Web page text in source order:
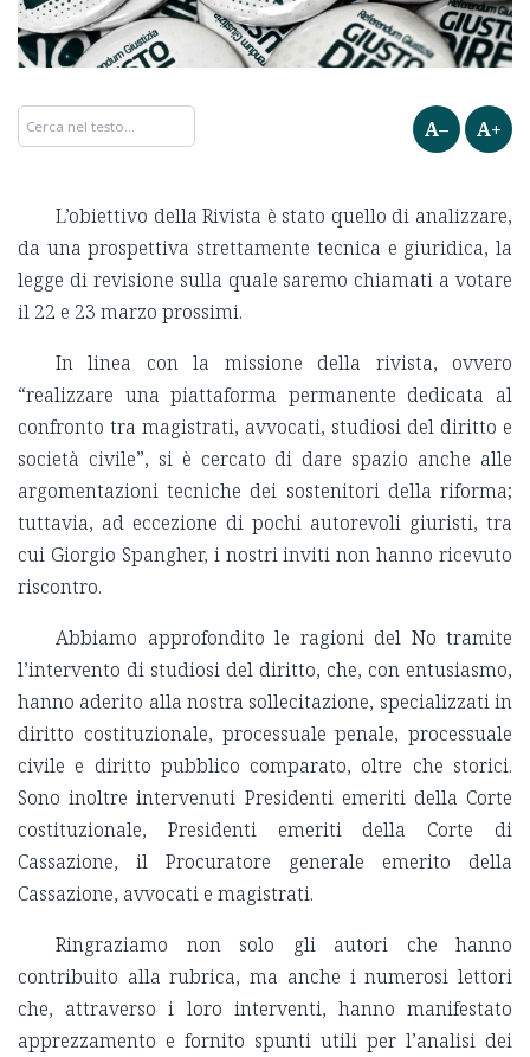
A– A+
L’obiettivo della Rivista è stato quello di analizzare,
da una prospettiva strettamente tecnica e giuridica, la
legge di revisione sulla quale saremo chiamati a votare
il 22 e 23 marzo prossimi.
In linea con la missione della rivista, ovvero
“realizzare una piattaforma permanente dedicata al
confronto tra magistrati, avvocati, studiosi del diritto e
società civile”, si è cercato di dare spazio anche alle
argomentazioni tecniche dei sostenitori della riforma;
tuttavia, ad eccezione di pochi autorevoli giuristi, tra
cui Giorgio Spangher, i nostri inviti non hanno ricevuto
riscontro.
Abbiamo approfondito le ragioni del No tramite
l’intervento di studiosi del diritto, che, con entusiasmo,
hanno aderito alla nostra sollecitazione, specializzati in
diritto costituzionale, processuale penale, processuale
civile e diritto pubblico comparato, oltre che storici.
Sono inoltre intervenuti Presidenti emeriti della Corte
costituzionale, Presidenti emeriti della Corte di
Cassazione, il Procuratore generale emerito della
Cassazione, avvocati e magistrati.
Ringraziamo non solo gli autori che hanno
contribuito alla rubrica, ma anche i numerosi lettori
che, attraverso i loro interventi, hanno manifestato
apprezzamento e fornito spunti utili per l’analisi dei